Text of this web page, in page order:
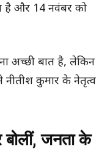
है और 14 नवंबर को
अच्छी बात है, लेकिन
कुमार के नेतृत्व
बोलीं, जनता के